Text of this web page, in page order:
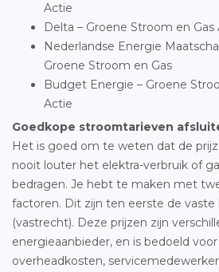
Actie
Delta – Groene Stroom en Gas
Nederlandse Energie
Groene Stroom en Gas
Budget Energie – Groene
Actie
Goedkope stroomtarieven
Het is goed om te weten dat de
nooit louter het elektra-verbruik of
bedragen. Je hebt te maken met
factoren. Dit zijn ten eerste de vaste
(vastrecht). Deze prijzen zijn
energieaanbieder, en is bedoeld
overheadkosten,